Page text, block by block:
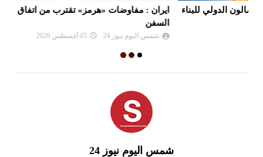
ايران : مفاوضات «هرمز» تقترب من اتفاق على مسار لعبور
05 أغسطس 2026
شمس اليوم نيوز 24